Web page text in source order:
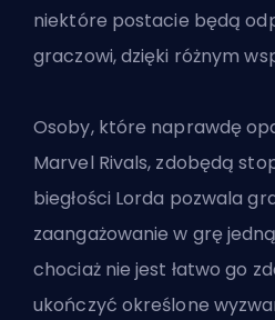
niektóre postacie będą
graczowi, dzięki różnym
Osoby, które naprawdę
Marvel Rivals, zdobędą
biegłości Lorda pozwala
zaangażowanie w grę
chociaż nie jest łatwo go
ukończyć określone